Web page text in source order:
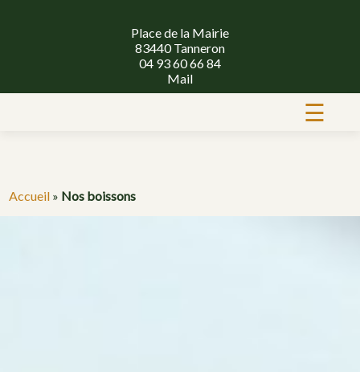
Place de la Mairie
83440 Tanneron
04 93 60 66 84
Mail
☰
Accueil » Nos boissons